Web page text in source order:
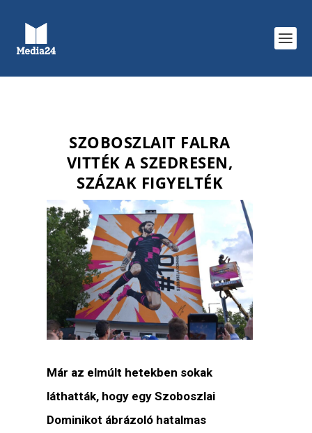
SZOBOSZLAIT FALRA
VITTÉK A SZEDRESEN,
SZÁZAK FIGYELTÉK
Már az elmúlt hetekben sokak
láthatták, hogy egy Szoboszlai
Dominikot ábrázoló hatalmas